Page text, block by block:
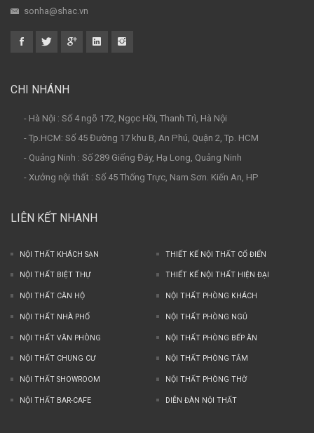
sonha@shac.vn
CHI NHÁNH
- Hà Nội : Số 4 ngõ 172, Ngọc Hồi, Thanh Trì, Hà Nội
- Tp.HCM: Số 45 Đường 17 khu B, An Phú, Quận 2, Tp. HCM
- Quảng Ninh : Số 289 Giếng Đáy, Hạ Long, Quảng Ninh
- Xưởng nội thất : Số 45 Thống Trực, Nam Sơn. Kiến An, HP
LIÊN KẾT NHANH
NỘI THẤT KHÁCH SẠN THIẾT KẾ NỘI THẤT CỔ ĐIỂN
NỘI THẤT BIỆT THỰ THIẾT KẾ NỘI THẤT HIỆN ĐẠI
NỘI THẤT CĂN HỘ NỘI THẤT PHÒNG KHÁCH
NỘI THẤT NHÀ PHỐ NỘI THẤT PHÒNG NGỦ
NỘI THẤT VĂN PHÒNG NỘI THẤT PHÒNG BẾP ĂN
NỘI THẤT CHUNG CƯ NỘI THẤT PHÒNG TẮM
NỘI THẤT SHOWROOM NỘI THẤT PHÒNG THỜ
NỘI THẤT BAR-CAFE DIỄN ĐÀN NỘI THẤT